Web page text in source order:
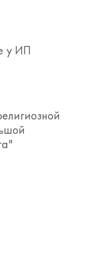
у ИП